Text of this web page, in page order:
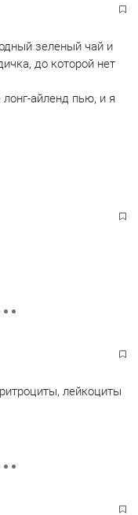
зеленый чай и
до которой нет
айленд пью, и я
лейкоциты